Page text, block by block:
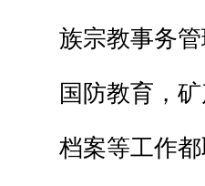
族宗教事务
国防教育，
档案等工作都